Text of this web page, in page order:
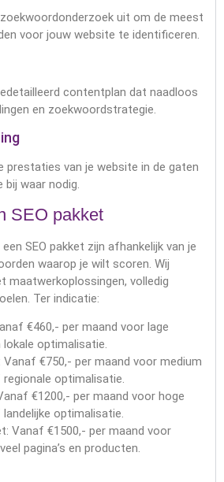
uit om de meest
voor jouw website te identificeren.
contentplan dat naadloos
en zoekwoordstrategie.
prestaties van je website in de gaten
waar nodig.
SEO pakket
SEO pakket zijn afhankelijk van je
waarop je wilt scoren. Wij
maatwerkoplossingen, volledig
Ter indicatie:
€460,- per maand voor lage
optimalisatie.
Vanaf €750,- per maand voor medium
optimalisatie.
€1200,- per maand voor hoge
optimalisatie.
Vanaf €1500,- per maand voor
pagina’s en producten.